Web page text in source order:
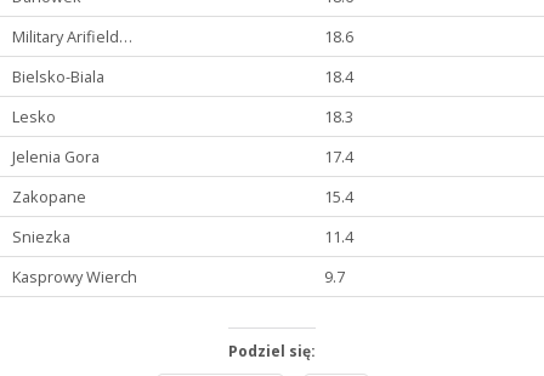
Military Arifield…
18.6
Bielsko-Biala
18.4
Lesko
18.3
Jelenia Gora
17.4
Zakopane
15.4
Sniezka
11.4
Kasprowy Wierch
9.7
Podziel się: